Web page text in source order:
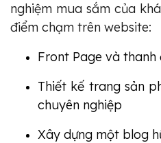
nghiệm mua sắm của
điểm chạm trên website:
Front Page và thanh
Thiết kế trang sản
chuyên nghiệp
Xây dựng một blog